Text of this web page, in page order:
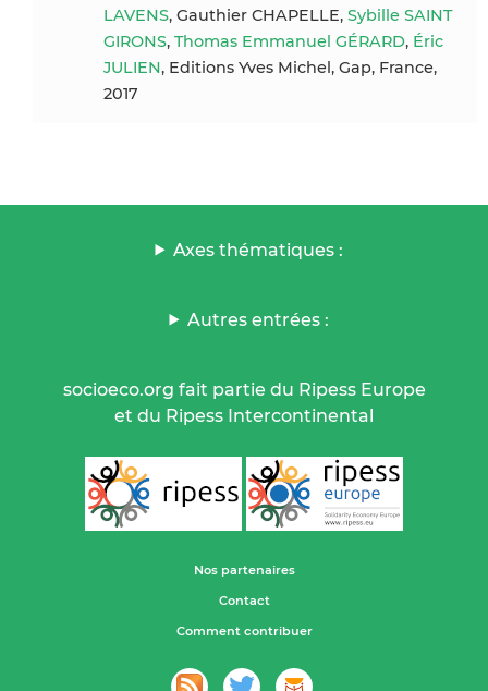
LAVENS, Gauthier CHAPELLE, Sybille SAINT
GIRONS, Thomas Emmanuel GÉRARD, Éric
JULIEN, Editions Yves Michel, Gap, France,
2017
Axes thématiques :
Autres entrées :
socioeco.org fait partie du Ripess Europe
et du Ripess Intercontinental
Nos partenaires
Contact
Comment contribuer